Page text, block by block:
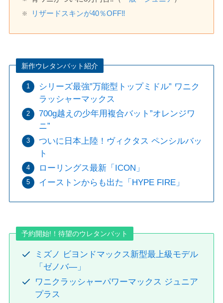
リザードスキンが40％OFF‼️
新作ウレタンバット紹介
シリーズ最強”万能型トップミドル” ワニク
ラッシャーマックス
700g越えの少年用複合バット”オレンジワ
ニ”
ついに日本上陸！ヴィクタス ペンシルバッ
ト
ローリングス最新「ICON」
イーストンからも出た「HYPE FIRE」
予約開始!！待望のウレタンバット
ミズノ ビヨンドマックス新型最上級モデル
「ゼノバ―」
ワニクラッシャーパワーマックス ジュニア
プラス